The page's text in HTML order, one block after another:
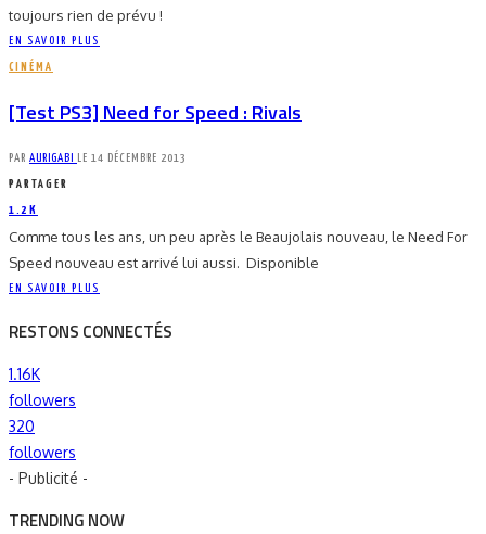
toujours rien de prévu !
EN SAVOIR PLUS
CINÉMA
[Test PS3] Need for Speed : Rivals
PAR AURIGABI LE 14 DÉCEMBRE 2013
PARTAGER
1.2K
Comme tous les ans, un peu après le Beaujolais nouveau, le Need For
Speed nouveau est arrivé lui aussi. Disponible
EN SAVOIR PLUS
RESTONS CONNECTÉS
1.16K
followers
320
followers
- Publicité -
TRENDING NOW